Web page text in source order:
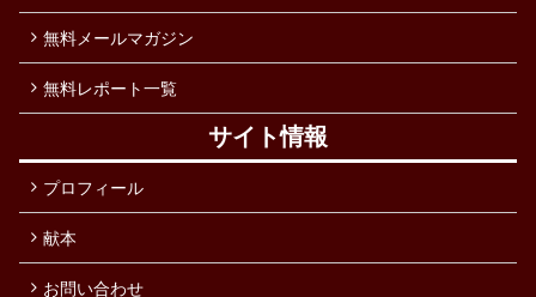
無料メールマガジン
無料レポート一覧
サイト情報
プロフィール
献本
お問い合わせ